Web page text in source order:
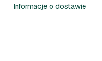
Informacje o dostawie